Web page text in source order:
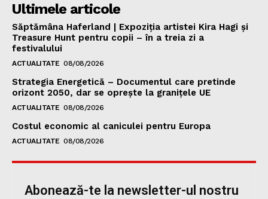
Ultimele articole
Săptămâna Haferland | Expoziţia artistei Kira Hagi şi
Treasure Hunt pentru copii – în a treia zi a
festivalului
ACTUALITATE 08/08/2026
Strategia Energetică – Documentul care pretinde
orizont 2050, dar se oprește la granițele UE
ACTUALITATE 08/08/2026
Costul economic al caniculei pentru Europa
ACTUALITATE 08/08/2026
Abonează-te la newsletter-ul nostru